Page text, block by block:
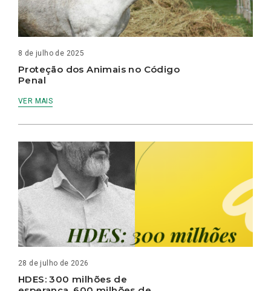
8 de julho de 2025
Proteção dos Animais no Código
Penal
VER MAIS
28 de julho de 2026
HDES: 300 milhões de